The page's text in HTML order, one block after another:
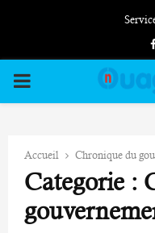
PRIMARY
Accueil Chronique du
Categorie :